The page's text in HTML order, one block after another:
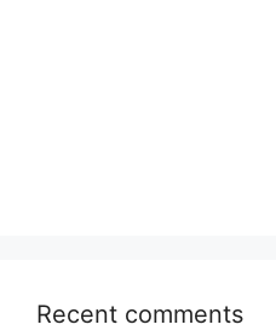
Recent comments